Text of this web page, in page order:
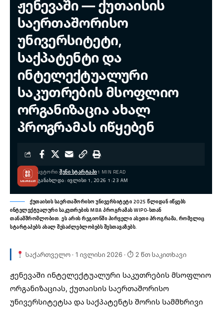
ჟენევაში — ქუთაისის
საერთაშორისო
უნივერსიტეტი,
საქპატენტი და
ინტელექტუალური
საკუთრების მსოფლიო
ორგანიზაცია ახალ
პროგრამას იწყებენ
ᲒᲐᲜᲐᲮᲚᲓᲐ: ᲘᲕᲚᲘᲡᲘ 1, 2026 1:23 AM
ᲐᲕᲢᲝᲠᲘ:ᲨᲔᲜᲘ ᲡᲢᲐᲠᲢᲐᲞᲘ1 MIN READ
ქუთაისის საერთაშორისო უნივერსიტეტი 2025 წლიდან იწყებს
ინტელექტუალური საკუთრების MBA პროგრამას WIPO-სთან
თანამშრომლობით. ეს არის რეგიონში პირველი ასეთი პროგრამა, რომელიც
სტარტაპებს ახალ შესაძლებლობებს შესთავაზებს.
საქართველო · 1 ივლისი 2026 · ⏱ 2 წთ საკითხავი
ჟენევაში ინტელექტუალური საკუთრების მსოფლიო
ორგანიზაციას, ქუთაისის საერთაშორისო
უნივერსიტეტსა და საქპატენტს შორის სამმხრივი